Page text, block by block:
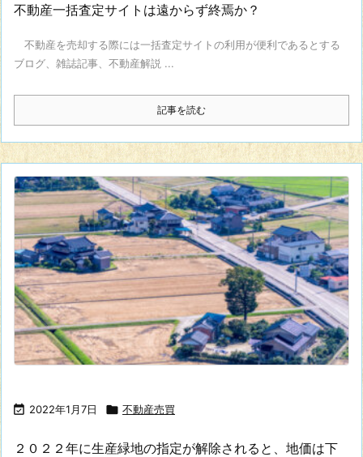
不動産一括査定サイトは遠からず終焉か？
不動産を売却する際には一括査定サイトの利用が便利であるとする
ブログ、雑誌記事、不動産解説 ...
記事を読む
 2022年1月7日  不動産売買
２０２２年に生産緑地の指定が解除されると、地価は下